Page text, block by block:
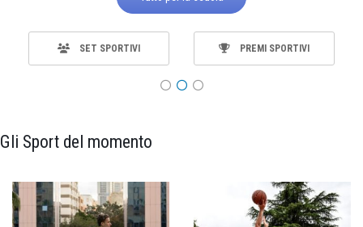
SET SPORTIVI PREMI SPORTIVI
Gli Sport del momento